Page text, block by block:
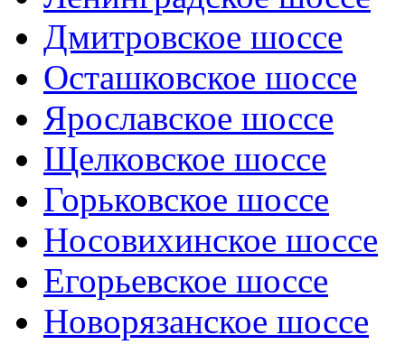
Дмитровское шоссе
Осташковское шоссе
Ярославское шоссе
Щелковское шоссе
Горьковское шоссе
Носовихинское шоссе
Егорьевское шоссе
Новорязанское шоссе